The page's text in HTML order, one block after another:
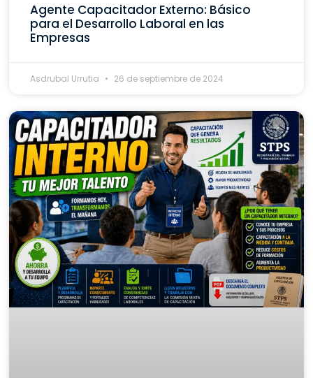
Agente Capacitador Externo: Básico
para el Desarrollo Laboral en las
Empresas
Asdrubal Urrutia 26 de septiembre de 2024